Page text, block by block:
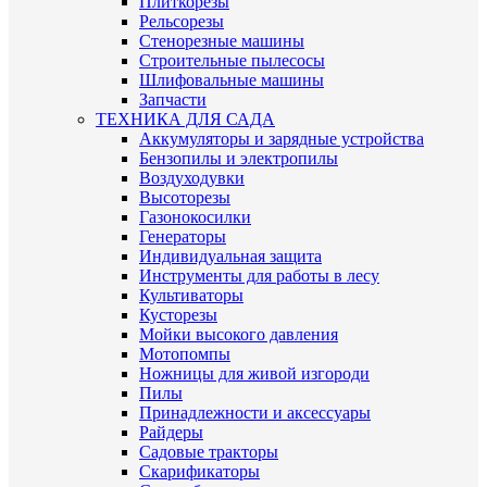
Рельсорезы
Стенорезные машины
Строительные пылесосы
Шлифовальные машины
Запчасти
ТЕХНИКА ДЛЯ САДА
Аккумуляторы и зарядные устройства
Бензопилы и электропилы
Воздуходувки
Высоторезы
Газонокосилки
Генераторы
Индивидуальная защита
Инструменты для работы в лесу
Культиваторы
Кусторезы
Мойки высокого давления
Мотопомпы
Ножницы для живой изгороди
Пилы
Принадлежности и аксессуары
Райдеры
Садовые тракторы
Скарификаторы